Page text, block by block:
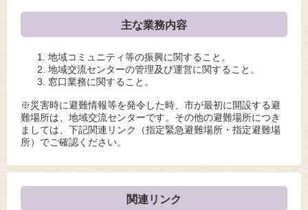
主な業務内容
地域コミュニティ等の振興に関すること。
地域交流センターの管理及び運営に関すること。
窓口業務に関すること。
※災害時に避難情報等を発令した時、市が最初に開設する避
難場所は、地域交流センターです。その他の避難場所につき
ましては、下記関連リンク（指定緊急避難場所・指定避難場
所）でご確認ください。
関連リンク